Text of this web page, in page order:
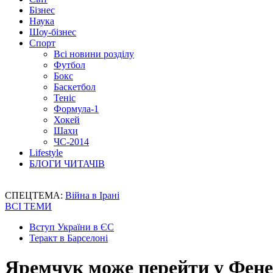
Бізнес
Наука
Шоу-бізнес
Спорт
Всі новини розділу
Футбол
Бокс
Баскетбол
Теніс
Формула-1
Хокей
Шахи
ЧС-2014
Lifestyle
БЛОГИ ЧИТАЧІВ
СПЕЦТЕМА: Війна в Ірані
ВСІ ТЕМИ
Вступ України в ЄС
Теракт в Барселоні
Яремчук може перейти у